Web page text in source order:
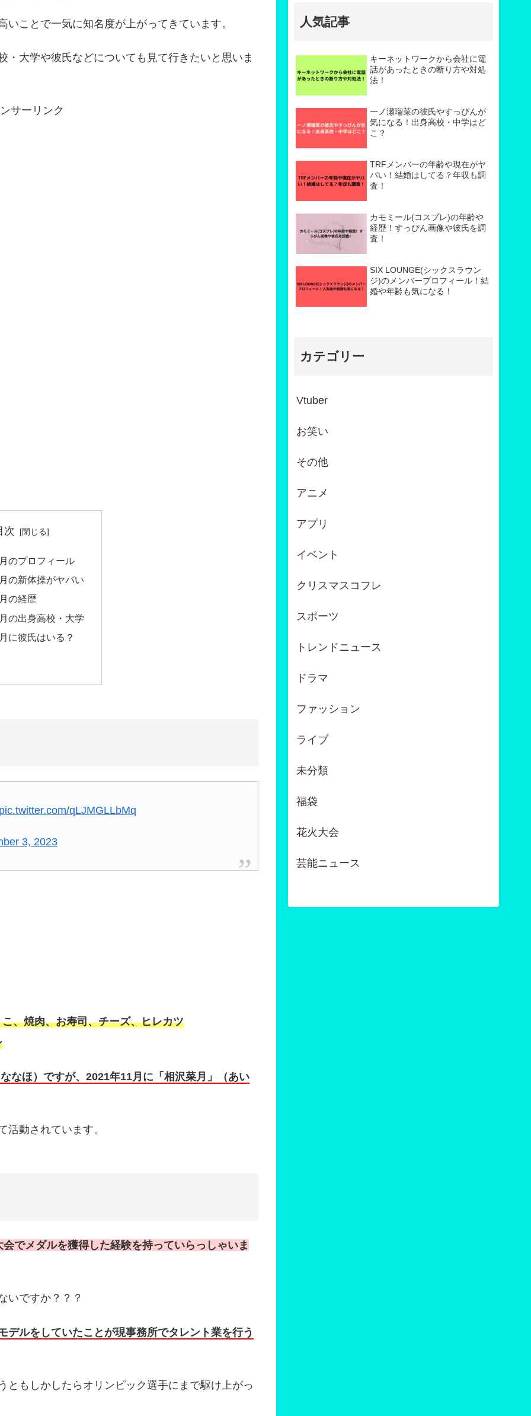
ことで一気に知名度が上がってきています。
大学や彼氏などについても見て行きたいと思いま
サーリンク
次
のプロフィール
の新体操がヤバい
の経歴
の出身高校・大学
に彼氏はいる？
qLJMGLLbMq
3, 2023
、焼肉、お寿司、チーズ、ヒレカツ
なほ）ですが、2021年11月に「相沢菜月」（あい
活動されています。
でメダルを獲得した経験を持っていらっしゃいま
いですか？？？
ルをしていたことが現事務所でタレント業を行う
ともしかしたらオリンピック選手にまで駆け上がっ
人気記事
キーネットワークから会社に電
話があったときの断り方や対処
法！
一ノ瀬瑠菜の彼氏やすっぴんが
気になる！出身高校・中学はど
こ？
TRFメンバーの年齢や現在がヤ
バい！結婚はしてる？年収も調
査！
カモミール(コスプレ)の年齢や
経歴！すっぴん画像や彼氏を調
査！
SIX LOUNGE(シックスラウン
ジ)のメンバープロフィール！結
婚や年齢も気になる！
カテゴリー
Vtuber
お笑い
その他
アニメ
アプリ
イベント
クリスマスコフレ
スポーツ
トレンドニュース
ドラマ
ファッション
ライブ
未分類
福袋
花火大会
芸能ニュース